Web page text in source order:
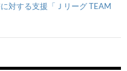
対する支援「Ｊリーグ TEAM